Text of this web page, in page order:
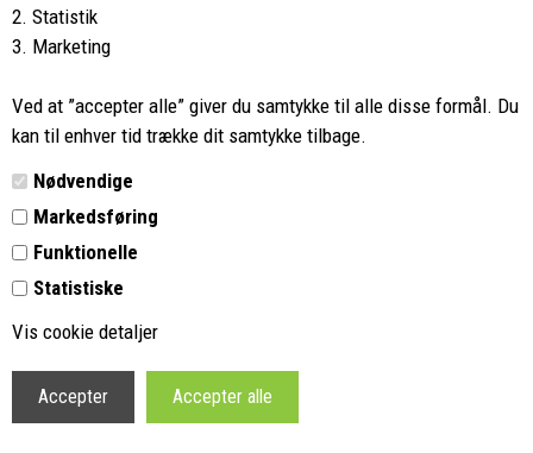
2. Statistik
3. Marketing
Ved at ”accepter alle” giver du samtykke til alle disse formål. Du
kan til enhver tid trække dit samtykke tilbage.
Nødvendige
Markedsføring
Funktionelle
Statistiske
Vis cookie detaljer
Vi glæder os til at se dig
Vilkår
Profil